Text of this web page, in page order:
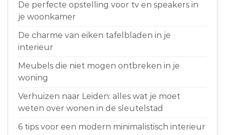
De perfecte opstelling voor tv en speakers in
je woonkamer
De charme van eiken tafelbladen in je
interieur
Meubels die niet mogen ontbreken in je
woning
Verhuizen naar Leiden: alles wat je moet
weten over wonen in de sleutelstad
6 tips voor een modern minimalistisch interieur